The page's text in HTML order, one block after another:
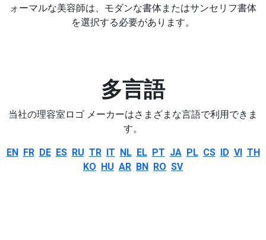
ォーマルな美容師は、モダンな書体またはサンセリフ書体
を選択する必要があります。
多言語
当社の理容室ロゴ メーカーはさまざまな言語で利用できま
す。
EN FR DE ES RU TR IT NL EL PT JA PL CS ID VI TH
KO HU AR BN RO SV